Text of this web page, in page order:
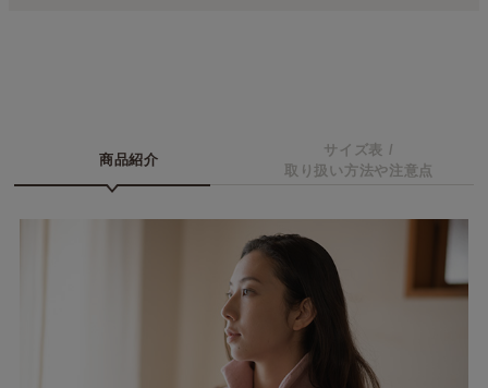
商品紹介
サイズ表 /
取り扱い方法や注意点